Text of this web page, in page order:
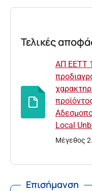
Τελικές
ΑΠ ΕΕΤΤ
Local
Μέγεθος
Επισήμανση